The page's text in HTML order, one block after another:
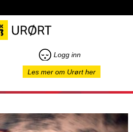
Logg inn
Les mer om Urørt her